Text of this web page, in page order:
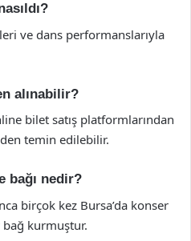
ve dans performanslarıyla
alınabilir?
bilet satış platformlarından
temin edilebilir.
bağı nedir?
birçok kez Bursa’da konser
kurmuştur.